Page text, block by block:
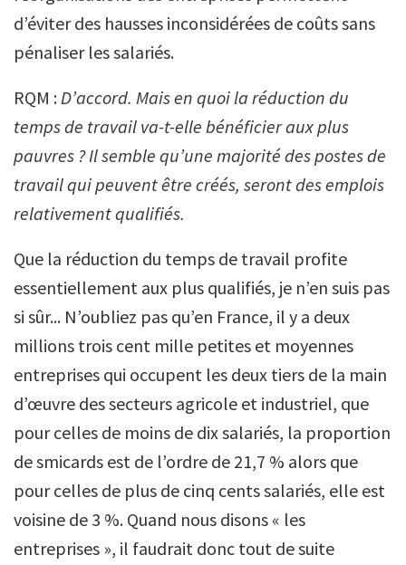
d’éviter des hausses inconsidérées de coûts sans
pénaliser les salariés.
RQM :D’accord. Mais en quoi la réduction du
temps de travail va-t-elle bénéficier aux plus
pauvres ? Il semble qu’une majorité des postes de
travail qui peuvent être créés, seront des emplois
relativement qualifiés.
Que la réduction du temps de travail profite
essentiellement aux plus qualifiés, je n’en suis pas
si sûr... N’oubliez pas qu’en France, il y a deux
millions trois cent mille petites et moyennes
entreprises qui occupent les deux tiers de la main
d’œuvre des secteurs agricole et industriel, que
pour celles de moins de dix salariés, la proportion
de smicards est de l’ordre de 21,7 % alors que
pour celles de plus de cinq cents salariés, elle est
voisine de 3 %. Quand nous disons « les
entreprises », il faudrait donc tout de suite